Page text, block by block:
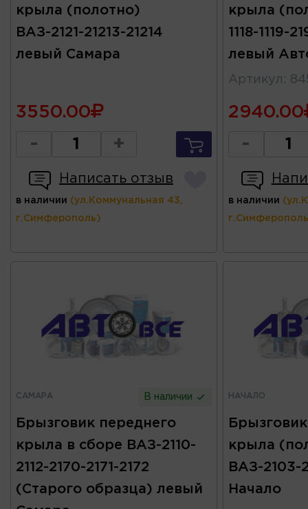
крыла (полотно)
ВАЗ-2121-21213-21214
левый Самара
3550.00
- +
Написать отзыв
в наличии (ул.Коммунальная 43,
г.Симферополь)
крыла
1118-1119-
левый
Артикул :
2940.00
-
в наличии
САМАРА В наличии
Брызговик переднего
крыла в сборе ВАЗ-2110-
2112-2170-2171-2172
(Старого образца) левый
НАЧАЛО
крыла
ВАЗ-2103-
Начало